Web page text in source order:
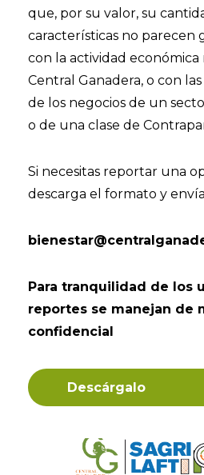
que, por su valor, su
características no parecen
con la actividad
Central Ganadera, o con
de los negocios de un
o de una clase de
Si necesitas reportar una
descarga el formato y
Para tranquilidad de los
reportes se manejan de
confidencial
Descárgalo